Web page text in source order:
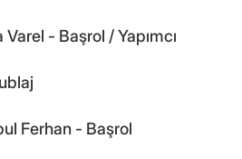
- Başrol / Yapımcı
Ferhan - Başrol